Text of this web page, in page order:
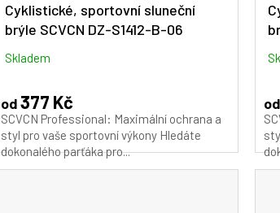
Cyklistické, sportovní sluneční
brýle SCVCN DZ-S1412-B-06
Skladem
od377 Kč
SCVCN Professional: Maximální ochrana a
styl pro vaše sportovní výkony Hledáte
dokonalého parťáka pro...
od